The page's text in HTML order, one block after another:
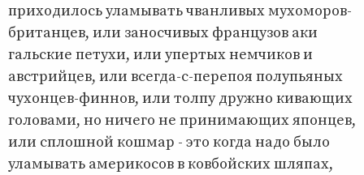
приходилось уламывать чванливых мухоморов-
британцев, или заносчивых французов аки
гальские петухи, или упертых немчиков и
австрийцев, или всегда-с-перепоя полупьяных
чухонцев-финнов, или толпу дружно кивающих
головами, но ничего не принимающих японцев,
или сплошной кошмар - это когда надо было
уламывать америкосов в ковбойских шляпах,